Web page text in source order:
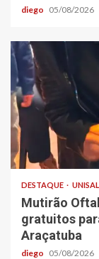
diego 05/08/2026
DESTAQUE
Mutirão
gratuitos
Araçatuba
diego 05/08/2026